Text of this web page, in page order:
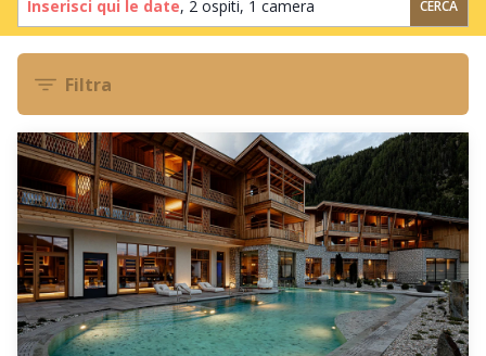
Inserisci qui le date, 2 ospiti, 1 camera CERCA
Filtra